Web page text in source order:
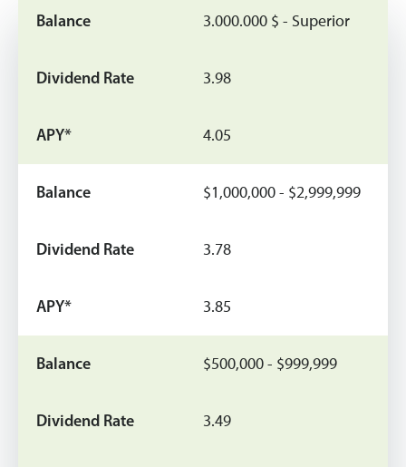
3.000.000 $ - Superior
3.98
4.05
$1,000,000 - $2,999,999
3.78
3.85
$500,000 - $999,999
3.49